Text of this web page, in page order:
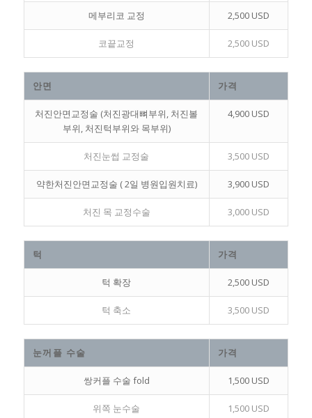
메부리코 교정 2,500 USD
코끝교정 2,500 USD
안면 가격
처진안면교정술 (처진광대뼈부위, 처진볼
부위, 처진턱부위와 목부위)
4,900 USD
처진눈썹 교정술 3,500 USD
약한처진안면교정술 ( 2일 병원입원치료) 3,900 USD
처진 목 교정수술 3,000 USD
턱 가격
턱 확장 2,500 USD
턱 축소 3,500 USD
눈꺼플 수술 가격
쌍커플 수술 fold 1,500 USD
위쪽 눈수술 1,500 USD